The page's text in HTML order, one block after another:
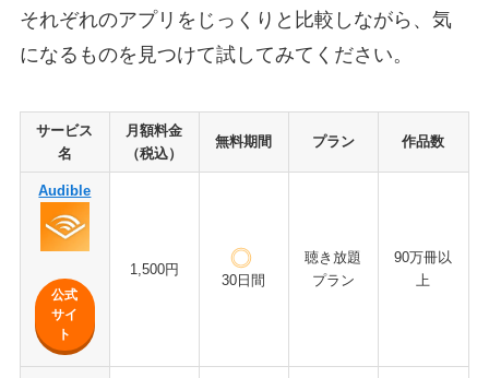
それぞれのアプリをじっくりと比較しながら、気
になるものを見つけて試してみてください。
サービス
名
月額料金
（税込）
無料期間 プラン 作品数
Audible
公式
サイ
ト
1,500円
30日間
聴き放題
プラン
90万冊以
上